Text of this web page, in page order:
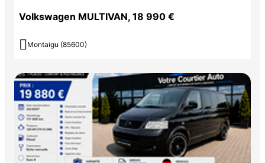
Volkswagen MULTIVAN, 18 990 €
 Montaigu (85600)